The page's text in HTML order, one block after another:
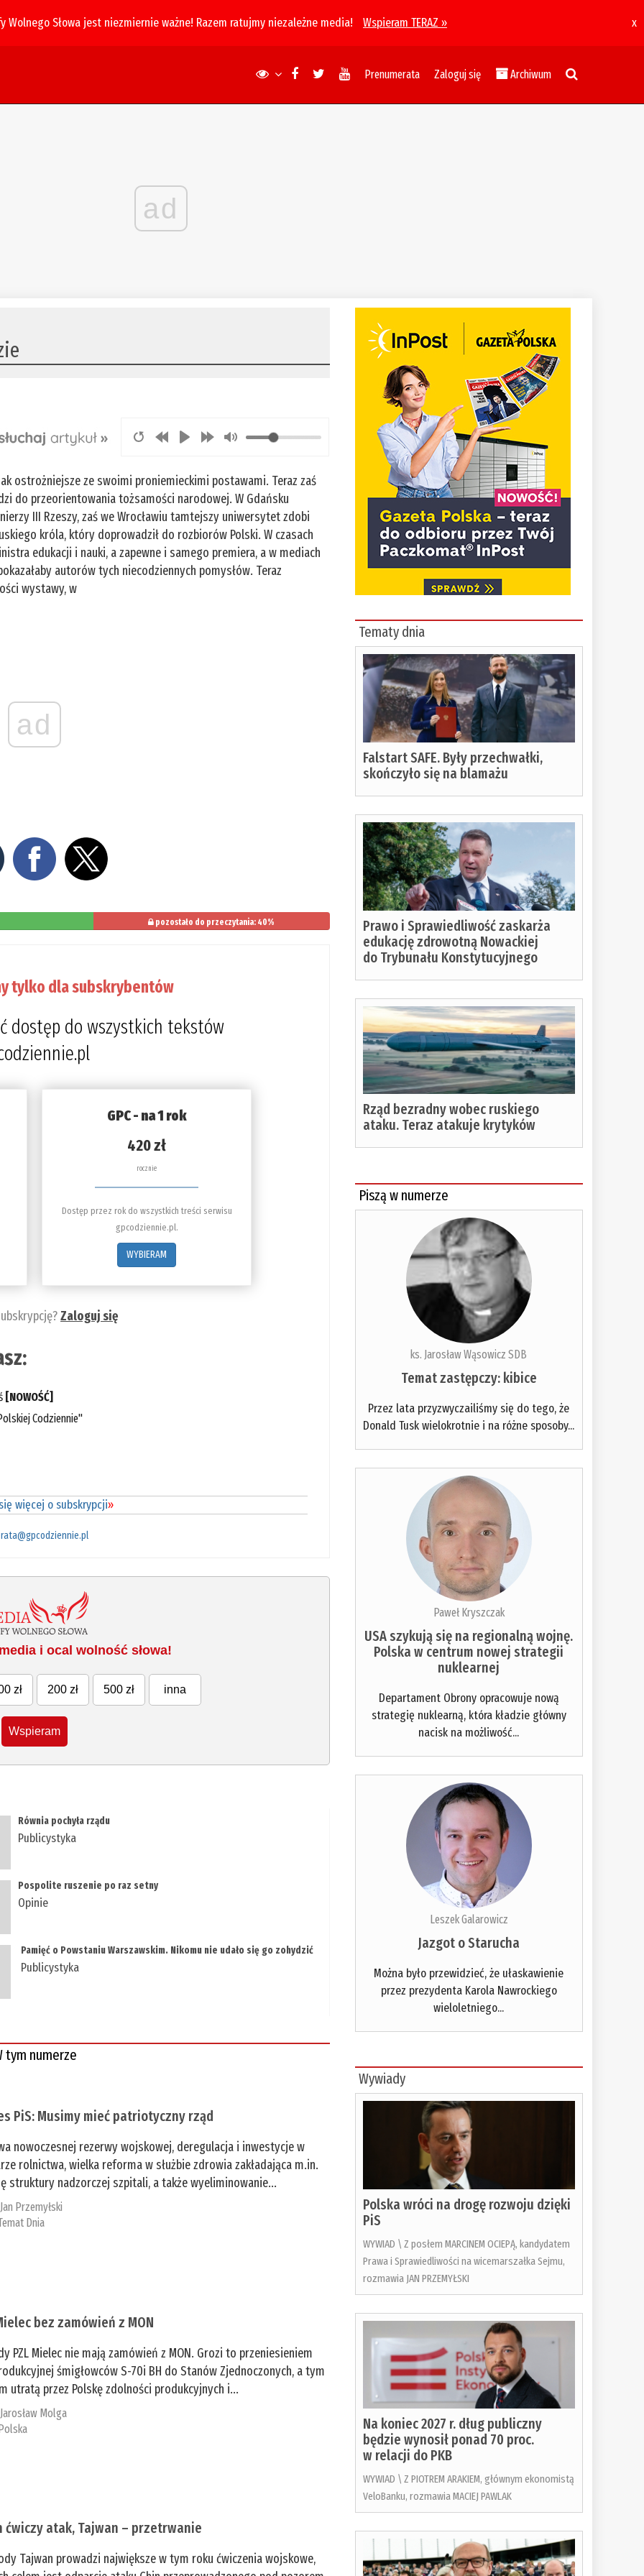
Wolnego Słowa jest niezmiernie ważne! Razem ratujmy niezależne media! Wspieram TERAZ » x
Prenumerata Zaloguj się Archiwum
ad
ostrożniejsze ze swoimi proniemieckimi postawami. Teraz zaś
do przeorientowania tożsamości narodowej. W Gdańsku
III Rzeszy, zaś we Wrocławiu tamtejszy uniwersytet zdobi
króla, który doprowadził do rozbiorów Polski. W czasach
edukacji i nauki, a zapewne i samego premiera, a w mediach
autorów tych niecodziennych pomysłów. Teraz
wystawy, w
ad
pozostało do przeczytania: 40%
tylko dla subskrybentów
dostęp do wszystkich tekstów
GPC - na 1 rok
420 zł
rocznie
Dostęp przez rok do wszystkich treści serwisu
gpcodziennie.pl.
WYBIERAM
Zaloguj się
[NOWOŚĆ]
Codziennie"
więcej o subskrypcji»
i ocal wolność słowa!
zł 200 zł 500 zł inna
Wspieram
Równia pochyła rządu
Publicystyka
Pospolite ruszenie po raz setny
Opinie
Pamięć o Powstaniu Warszawskim. Nikomu nie udało się go zohydzić
Publicystyka
tym numerze
PiS: Musimy mieć patriotyczny rząd
nowoczesnej rezerwy wojskowej, deregulacja i inwestycje w
rolnictwa, wielka reforma w służbie zdrowia zakładająca m.in.
struktury nadzorczej szpitali, a także wyeliminowanie...
Jan Przemyłski
Dnia
bez zamówień z MON
PZL Mielec nie mają zamówień z MON. Grozi to przeniesieniem
śmigłowców S-70i BH do Stanów Zjednoczonych, a tym
utratą przez Polskę zdolności produkcyjnych i...
Jarosław Molga
ćwiczy atak, Tajwan – przetrwanie
Tajwan prowadzi największe w tym roku ćwiczenia wojskowe,
Tematy dnia
Falstart SAFE. Były przechwałki,
skończyło się na blamażu
Prawo i Sprawiedliwość zaskarża
edukację zdrowotną Nowackiej
do Trybunału Konstytucyjnego
Rząd bezradny wobec ruskiego
ataku. Teraz atakuje krytyków
Piszą w numerze
ks. Jarosław Wąsowicz SDB
Temat zastępczy: kibice
Przez lata przyzwyczailiśmy się do tego, że
Donald Tusk wielokrotnie i na różne sposoby...
Paweł Kryszczak
USA szykują się na regionalną wojnę.
Polska w centrum nowej strategii
nuklearnej
Departament Obrony opracowuje nową
strategię nuklearną, która kładzie główny
nacisk na możliwość...
Leszek Galarowicz
Jazgot o Starucha
Można było przewidzieć, że ułaskawienie
przez prezydenta Karola Nawrockiego
wieloletniego...
Wywiady
Polska wróci na drogę rozwoju dzięki
PiS
WYWIAD \ Z posłem MARCINEM OCIEPĄ, kandydatem
Prawa i Sprawiedliwości na wicemarszałka Sejmu,
rozmawia JAN PRZEMYŁSKI
Na koniec 2027 r. dług publiczny
będzie wynosił ponad 70 proc.
w relacji do PKB
WYWIAD \ Z PIOTREM ARAKIEM, głównym ekonomistą
VeloBanku, rozmawia MACIEJ PAWLAK